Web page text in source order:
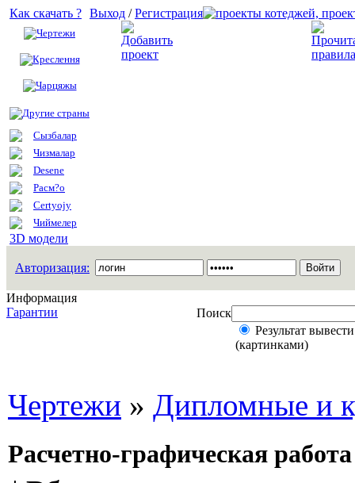
Как скачать ?
Чертежи
Креслення
Чарцяжы
Другие страны
Сызбалар
Чизмалар
Desene
Расм?о
Certyojy
Чиймелер
3D модели
Выход /Регистрация
Авторизация:
Информация
Гарантии
Поиск
Результат
(картинками)
Чертежи » Дипломные и
Расчетно-графическая